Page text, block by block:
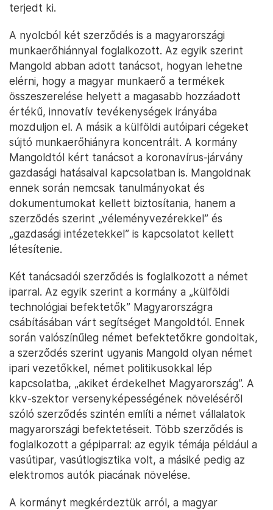
terjedt ki.
A nyolcból két szerződés is a magyarországi
munkaerőhiánnyal foglalkozott. Az egyik szerint
Mangold abban adott tanácsot, hogyan lehetne
elérni, hogy a magyar munkaerő a termékek
összeszerelése helyett a magasabb hozzáadott
értékű, innovatív tevékenységek irányába
mozduljon el. A másik a külföldi autóipari cégeket
sújtó munkaerőhiányra koncentrált. A kormány
Mangoldtól kért tanácsot a koronavírus-járvány
gazdasági hatásaival kapcsolatban is. Mangoldnak
ennek során nemcsak tanulmányokat és
dokumentumokat kellett biztosítania, hanem a
szerződés szerint „véleményvezérekkel” és
„gazdasági intézetekkel” is kapcsolatot kellett
létesítenie.
Két tanácsadói szerződés is foglalkozott a német
iparral. Az egyik szerint a kormány a „külföldi
technológiai befektetők” Magyarországra
csábításában várt segítséget Mangoldtól. Ennek
során valószínűleg német befektetőkre gondoltak,
a szerződés szerint ugyanis Mangold olyan német
ipari vezetőkkel, német politikusokkal lép
kapcsolatba, „akiket érdekelhet Magyarország”. A
kkv-szektor versenyképességének növeléséről
szóló szerződés szintén említi a német vállalatok
magyarországi befektetéseit. Több szerződés is
foglalkozott a gépiparral: az egyik témája például a
vasútipar, vasútlogisztika volt, a másiké pedig az
elektromos autók piacának növelése.
A kormányt megkérdeztük arról, a magyar